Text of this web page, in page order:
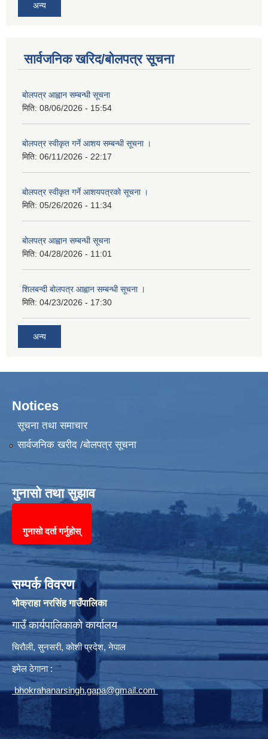
अन्य
सार्वजनिक खरिद/बोलपत्र सूचना
बोलपत्र आह्वान सम्बन्धी सूचना
मिति: 08/06/2026 - 15:54
बोलपत्र स्वीकृत गर्ने आशय सम्बन्धी सूचना ।
मिति: 06/11/2026 - 22:17
बोलपत्र स्वीकृत गर्ने आशयपत्रको सूचना ।
मिति: 05/26/2026 - 11:34
बोलपत्र आह्वान सम्बन्धी सूचना
मिति: 04/28/2026 - 11:01
शिलबन्दी बोलपत्र आह्वान सम्बन्धी सूचना ।
मिति: 04/23/2026 - 17:30
अन्य
Notices
सूचना तथा समाचार
सार्वजनिक खरीद /बोलपत्र सूचना
गुनासो तथा सुझाव
गुनासो दर्ता गर्नुहोस्
सम्पर्क विवरण
भोक्राहा नरसिंह गाउँपालिका
गाउँ कार्यपालिकाको कार्यालय
चिरौली, सुनसरी, कोशी प्रदेश, नेपाल
इमेल ठेगाना :
bhokrahanarsingh.gapa@gmail.com